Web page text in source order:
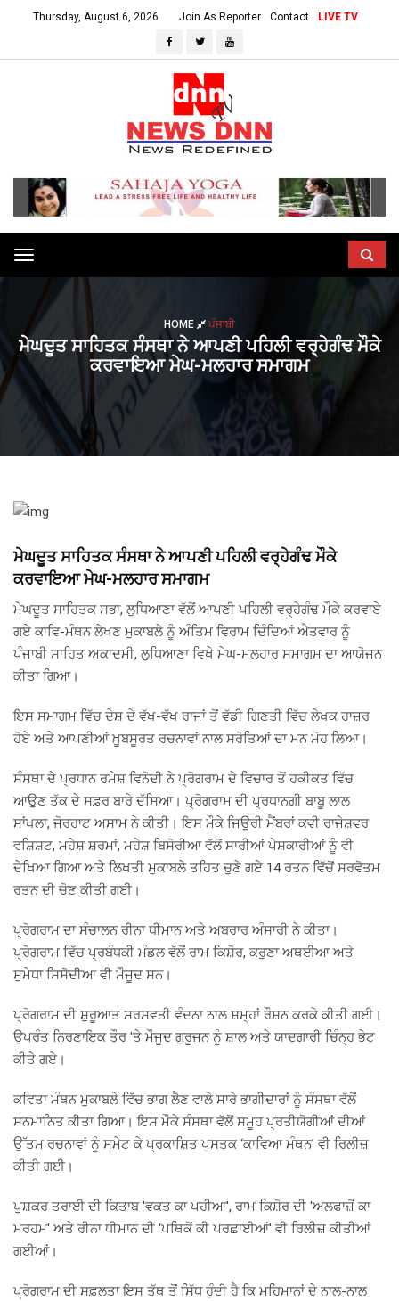
Thursday, August 6, 2026 Join As Reporter Contact LIVE TV
Toggle
navigation
HOME ਪੰਜਾਬੀ
ਮੇਘਦੂਤ ਸਾਹਿਤਕ ਸੰਸਥਾ ਨੇ ਆਪਣੀ ਪਹਿਲੀ ਵਰ੍ਹੇਗੰਢ ਮੌਕੇ
ਕਰਵਾਇਆ ਮੇਘ-ਮਲਹਾਰ ਸਮਾਗਮ
ਮੇਘਦੂਤ ਸਾਹਿਤਕ ਸੰਸਥਾ ਨੇ ਆਪਣੀ ਪਹਿਲੀ ਵਰ੍ਹੇਗੰਢ ਮੌਕੇ
ਕਰਵਾਇਆ ਮੇਘ-ਮਲਹਾਰ ਸਮਾਗਮ
ਮੇਘਦੂਤ ਸਾਹਿਤਕ ਸਭਾ, ਲੁਧਿਆਣਾ ਵੱਲੋਂ ਆਪਣੀ ਪਹਿਲੀ ਵਰ੍ਹੇਗੰਢ ਮੌਕੇ ਕਰਵਾਏ
ਗਏ ਕਾਵਿ-ਮੰਥਨ ਲੇਖਣ ਮੁਕਾਬਲੇ ਨੂੰ ਅੰਤਿਮ ਵਿਰਾਮ ਦਿੰਦਿਆਂ ਐਤਵਾਰ ਨੂੰ
ਪੰਜਾਬੀ ਸਾਹਿਤ ਅਕਾਦਮੀ, ਲੁਧਿਆਣਾ ਵਿਖੇ ਮੇਘ-ਮਲਹਾਰ ਸਮਾਗਮ ਦਾ ਆਯੋਜਨ
ਕੀਤਾ ਗਿਆ।
ਇਸ ਸਮਾਗਮ ਵਿੱਚ ਦੇਸ਼ ਦੇ ਵੱਖ-ਵੱਖ ਰਾਜਾਂ ਤੋਂ ਵੱਡੀ ਗਿਣਤੀ ਵਿੱਚ ਲੇਖਕ ਹਾਜ਼ਰ
ਹੋਏ ਅਤੇ ਆਪਣੀਆਂ ਖ਼ੂਬਸੂਰਤ ਰਚਨਾਵਾਂ ਨਾਲ ਸਰੋਤਿਆਂ ਦਾ ਮਨ ਮੋਹ ਲਿਆ।
ਸੰਸਥਾ ਦੇ ਪ੍ਰਧਾਨ ਰਮੇਸ਼ ਵਿਨੋਦੀ ਨੇ ਪ੍ਰੋਗਰਾਮ ਦੇ ਵਿਚਾਰ ਤੋਂ ਹਕੀਕਤ ਵਿੱਚ
ਆਉਣ ਤੱਕ ਦੇ ਸਫ਼ਰ ਬਾਰੇ ਦੱਸਿਆ। ਪ੍ਰੋਗਰਾਮ ਦੀ ਪ੍ਰਧਾਨਗੀ ਬਾਬੂ ਲਾਲ
ਸਾਂਖਲਾ, ਜੋਰਹਾਟ ਅਸਾਮ ਨੇ ਕੀਤੀ। ਇਸ ਮੌਕੇ ਜਿਊਰੀ ਮੈਂਬਰਾਂ ਕਵੀ ਰਾਜੇਸ਼ਵਰ
ਵਸ਼ਿਸ਼ਟ, ਮਹੇਸ਼ ਸ਼ਰਮਾਂ, ਮਹੇਸ਼ ਬਿਸੋਰੀਆ ਵੱਲੋਂ ਸਾਰੀਆਂ ਪੇਸ਼ਕਾਰੀਆਂ ਨੂੰ ਵੀ
ਦੇਖਿਆ ਗਿਆ ਅਤੇ ਲਿਖਤੀ ਮੁਕਾਬਲੇ ਤਹਿਤ ਚੁਣੇ ਗਏ 14 ਰਤਨ ਵਿੱਚੋਂ ਸਰਵੋਤਮ
ਰਤਨ ਦੀ ਚੋਣ ਕੀਤੀ ਗਈ।
ਪ੍ਰੋਗਰਾਮ ਦਾ ਸੰਚਾਲਨ ਰੀਨਾ ਧੀਮਾਨ ਅਤੇ ਅਬਰਾਰ ਅੰਸਾਰੀ ਨੇ ਕੀਤਾ।
ਪ੍ਰੋਗਰਾਮ ਵਿੱਚ ਪ੍ਰਬੰਧਕੀ ਮੰਡਲ ਵੱਲੋਂ ਰਾਮ ਕਿਸ਼ੋਰ, ਕਰੁਣਾ ਅਥਈਆ ਅਤੇ
ਸੁਮੇਧਾ ਸਿਸੋਦੀਆ ਵੀ ਮੌਜੂਦ ਸਨ।
ਪ੍ਰੋਗਰਾਮ ਦੀ ਸ਼ੁਰੂਆਤ ਸਰਸਵਤੀ ਵੰਦਨਾ ਨਾਲ ਸ਼ਮ੍ਹਾਂ ਰੌਸ਼ਨ ਕਰਕੇ ਕੀਤੀ ਗਈ।
ਉਪਰੰਤ ਨਿਰਣਾਇਕ ਤੌਰ 'ਤੇ ਮੌਜੂਦ ਗੁਰੂਜਨ ਨੂੰ ਸ਼ਾਲ ਅਤੇ ਯਾਦਗਾਰੀ ਚਿੰਨ੍ਹ ਭੇਟ
ਕੀਤੇ ਗਏ।
ਕਵਿਤਾ ਮੰਥਨ ਮੁਕਾਬਲੇ ਵਿੱਚ ਭਾਗ ਲੈਣ ਵਾਲੇ ਸਾਰੇ ਭਾਗੀਦਾਰਾਂ ਨੂੰ ਸੰਸਥਾ ਵੱਲੋਂ
ਸਨਮਾਨਿਤ ਕੀਤਾ ਗਿਆ। ਇਸ ਮੌਕੇ ਸੰਸਥਾ ਵੱਲੋਂ ਸਮੂਹ ਪ੍ਰਤੀਯੋਗੀਆਂ ਦੀਆਂ
ਉੱਤਮ ਰਚਨਾਵਾਂ ਨੂੰ ਸਮੇਟ ਕੇ ਪ੍ਰਕਾਸ਼ਿਤ ਪੁਸਤਕ ‘ਕਾਵਿਆ ਮੰਥਨ’ ਵੀ ਰਿਲੀਜ਼
ਕੀਤੀ ਗਈ।
ਪੁਸ਼ਕਰ ਤਰਾਈ ਦੀ ਕਿਤਾਬ 'ਵਕਤ ਕਾ ਪਹੀਆ', ਰਾਮ ਕਿਸ਼ੋਰ ਦੀ 'ਅਲਫਾਜ਼ੋਂ ਕਾ
ਮਰਹਮ' ਅਤੇ ਰੀਨਾ ਧੀਮਾਨ ਦੀ 'ਪਥਿਕੋਂ ਕੀ ਪਰਛਾਈਆਂ' ਵੀ ਰਿਲੀਜ਼ ਕੀਤੀਆਂ
ਗਈਆਂ।
ਪ੍ਰੋਗਰਾਮ ਦੀ ਸਫ਼ਲਤਾ ਇਸ ਤੱਥ ਤੋਂ ਸਿੱਧ ਹੁੰਦੀ ਹੈ ਕਿ ਮਹਿਮਾਨਾਂ ਦੇ ਨਾਲ-ਨਾਲ